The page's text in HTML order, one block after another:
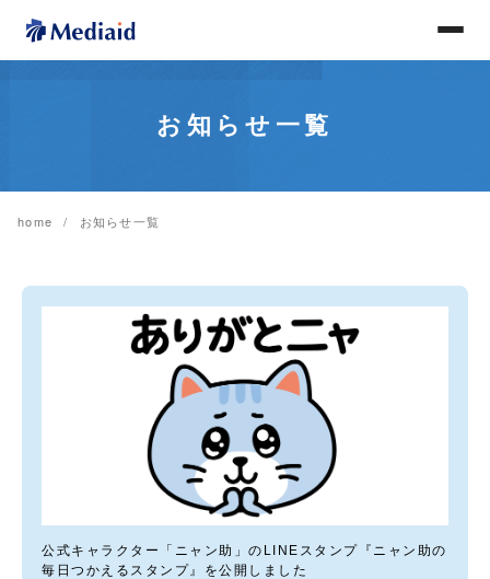
お知らせ一覧
home お知らせ一覧
公式キャラクター「ニャン助」のLINEスタンプ『ニャン助の
毎日つかえるスタンプ』を公開しました